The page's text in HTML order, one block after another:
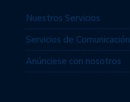
Nuestros Servicios
Servicios de Comunicación
Anúnciese con nosotros